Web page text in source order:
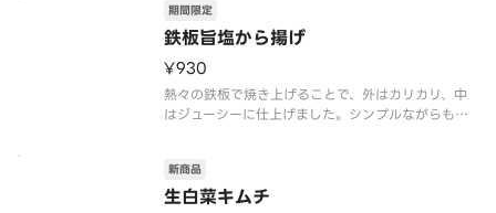
鉄板旨塩から揚げ
期間限定
¥930
熱々の鉄板で焼き上げることで、外はカリカリ、中
はジューシーに仕上げました。シンプルながらも奥
生白菜キムチ
新商品